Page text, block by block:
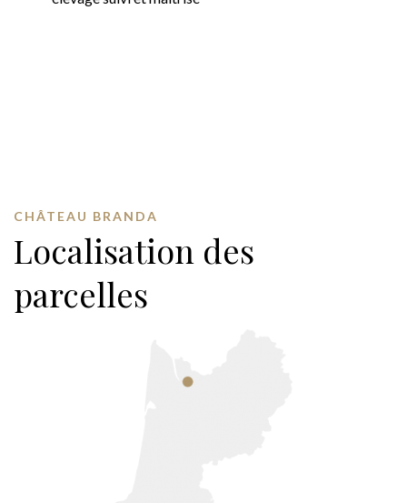
CHÂTEAU BRANDA
Localisation des
parcelles